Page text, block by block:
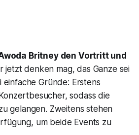
Britney den Vortritt und
jetzt denken mag, das Ganze sei
Gründe: Erstens
sodass die
gelangen. Zweitens stehen
um beide Events zu